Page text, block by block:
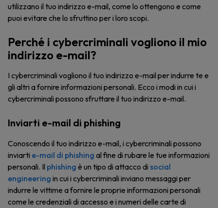
utilizzano il tuo indirizzo e-mail, come lo ottengono e come
puoi evitare che lo sfruttino per i loro scopi.
Perché i cybercriminali vogliono il mio
indirizzo e-mail?
I cybercriminali vogliono il tuo indirizzo e-mail per indurre te e
gli altri a fornire informazioni personali. Ecco i modi in cui i
cybercriminali possono sfruttare il tuo indirizzo e-mail.
Inviarti e-mail di phishing
Conoscendo il tuo indirizzo e-mail, i cybercriminali possono
inviarti e-mail di phishing al fine di rubare le tue informazioni
personali. Il phishing è un tipo di attacco di social
engineering in cui i cybercriminali inviano messaggi per
indurre le vittime a fornire le proprie informazioni personali
come le credenziali di accesso e i numeri delle carte di